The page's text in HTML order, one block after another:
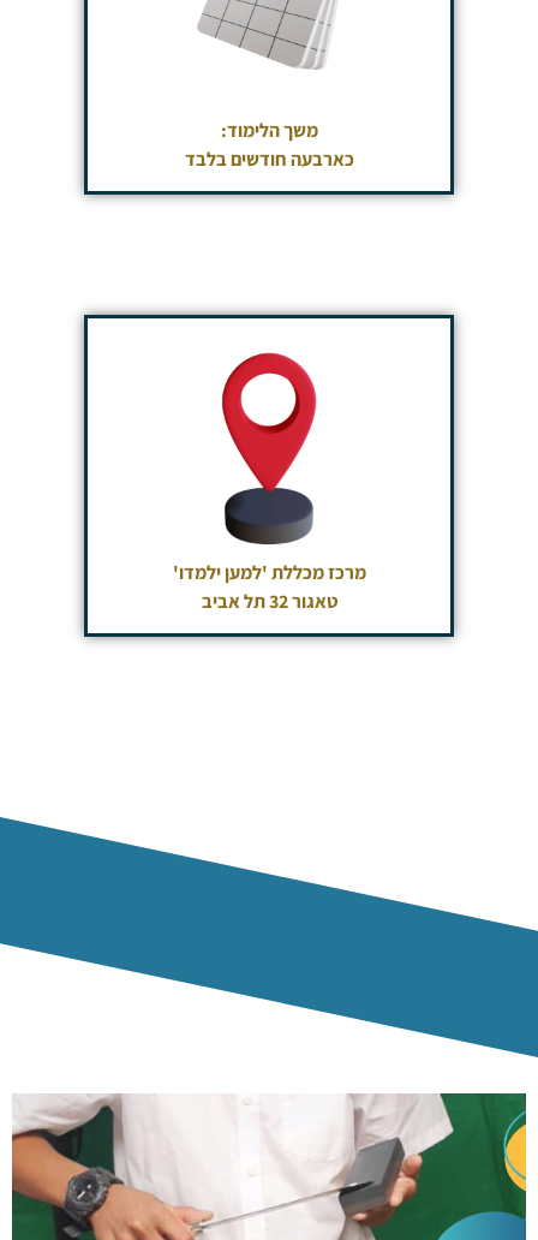
משך הלימוד:
כארבעה חודשים בלבד
מרכז מכללת 'למען ילמדו'
טאגור 32 תל אביב